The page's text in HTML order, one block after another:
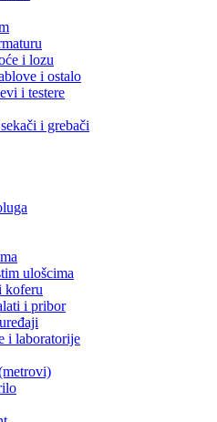
i lozu
i ostalo
i testere
i grebači
ulošcima
koferu
i pribor
i laboratorije